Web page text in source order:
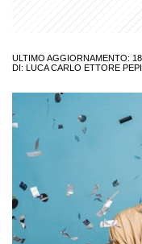
ULTIMO AGGIORNAMENTO:
DI: LUCA CARLO ETTORE